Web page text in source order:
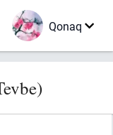
Qonaq